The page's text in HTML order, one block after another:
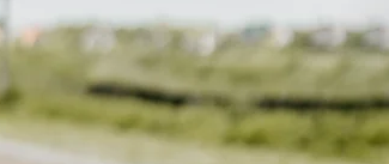
går lige i hendes hjerte. Intet besvær men